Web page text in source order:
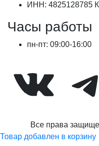
ИНН: 4825128785
Часы работы
пн-пт: 09:00-16:00
ВКонтакте
Все права
Товар добавлен в корзину